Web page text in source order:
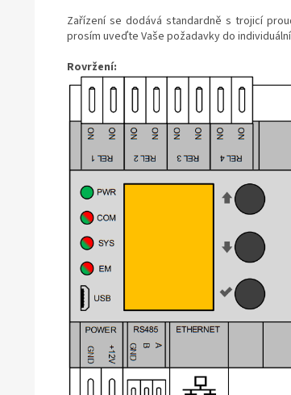
Zařízení se dodává standardně s trojicí
prosím uveďte Vaše požadavky do
Rovržení: